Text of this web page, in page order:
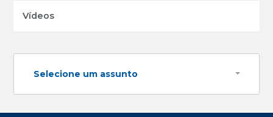
Vídeos
Selecione um assunto